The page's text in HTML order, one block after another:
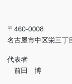
〒460-0008
名古屋市中区栄三丁
代表者
前田 博